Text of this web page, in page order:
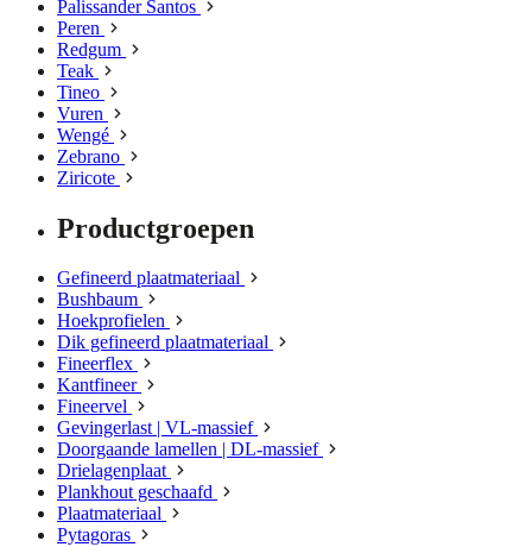
Palissander Santos
Peren
Redgum
Teak
Tineo
Vuren
Wengé
Zebrano
Ziricote
Productgroepen
Gefineerd plaatmateriaal
Bushbaum
Hoekprofielen
Dik gefineerd plaatmateriaal
Fineerflex
Kantfineer
Fineervel
Gevingerlast | VL-massief
Doorgaande lamellen | DL-massief
Drielagenplaat
Plankhout geschaafd
Plaatmateriaal
Pytagoras